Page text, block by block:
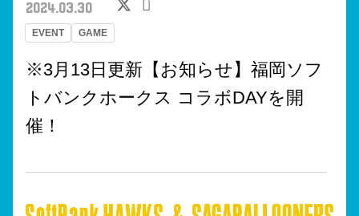
EVENT GAME
2024.03.30
※3月13日更新【お知らせ】福岡ソフ
トバンクホークス コラボDAYを開
催！